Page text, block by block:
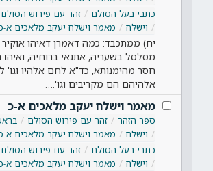
כתבי בעל הסולם
זהר עם פירוש הסולם
וישלח
מאמר וישלח יעקב מלאכים א-
יח) ממתכבד: כמה דאמרן דאיהו אוקיר
מסלסל בשעריה, אתגאי ברוחיה,
חסר מהימנותא, כד"א לחם אלהיו וגו'
אלהיהם הם מקריבים וגו'.…
מאמר וישלח יעקב מלאכים א-כ
ספר הזהר זהר עם פירוש הסולם
וישלח
מאמר וישלח יעקב מלאכים א-
כתבי בעל הסולם
זהר עם פירוש הסולם
וישלח
מאמר וישלח יעקב מלאכים א-